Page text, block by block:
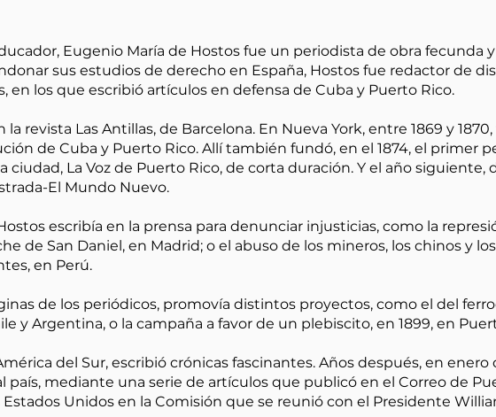
Eugenio María de Hostos fue un periodista de obra fecunda y
sus estudios de derecho en España, Hostos fue redactor de
en los que escribió artículos en defensa de Cuba y Puerto Rico.
revista Las Antillas, de Barcelona. En Nueva York, entre 1869 y
de Cuba y Puerto Rico. Allí también fundó, en el 1874, el primer
ciudad, La Voz de Puerto Rico, de corta duración. Y el año siguiente,
El Mundo Nuevo.
escribía en la prensa para denunciar injusticias, como la
de San Daniel, en Madrid; o el abuso de los mineros, los chinos y los
en Perú.
de los periódicos, promovía distintos proyectos, como el del
y Argentina, o la campaña a favor de un plebiscito, en 1899, en
del Sur, escribió crónicas fascinantes. Años después, en enero
país, mediante una serie de artículos que publicó en el Correo de
Unidos en la Comisión que se reunió con el Presidente